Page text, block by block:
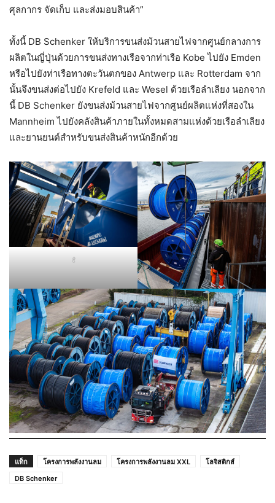
ศุลกากร จัดเก็บ และส่งมอบสินค้า”
ทั้งนี้ DB Schenker ให้บริการขนส่งม้วนสายไฟจากศูนย์กลางการ
ผลิตในญี่ปุ่นด้วยการขนส่งทางเรือจากท่าเรือ Kobe ไปยัง Emden
หรือไปยังท่าเรือทางตะวันตกของ Antwerp และ Rotterdam จาก
นั้นจึงขนส่งต่อไปยัง Krefeld และ Wesel ด้วยเรือลำเลียง นอกจาก
นี้ DB Schenker ยังขนส่งม้วนสายไฟจากศูนย์ผลิตแห่งที่สองใน
Mannheim ไปยังคลังสินค้าภายในทั้งหมดสามแห่งด้วยเรือลำเลียง
และยานยนต์สำหรับขนส่งสินค้าหนักอีกด้วย
t
แท็ก โครงการพลังงานลม โครงการพลังงานลม XXL
โลจิสติกส์
DB Schenker